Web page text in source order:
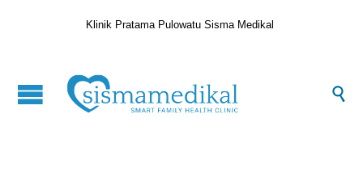
Klinik Pratama Pulowatu Sisma Medikal
